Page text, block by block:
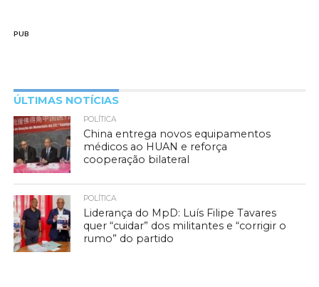
PUB
ÚLTIMAS NOTÍCIAS
POLÍTICA
China entrega novos equipamentos
médicos ao HUAN e reforça
cooperação bilateral
POLÍTICA
Liderança do MpD: Luís Filipe Tavares
quer “cuidar” dos militantes e “corrigir o
rumo” do partido